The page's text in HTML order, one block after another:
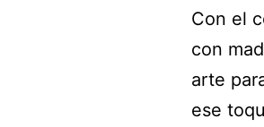
Con el
con
arte
ese